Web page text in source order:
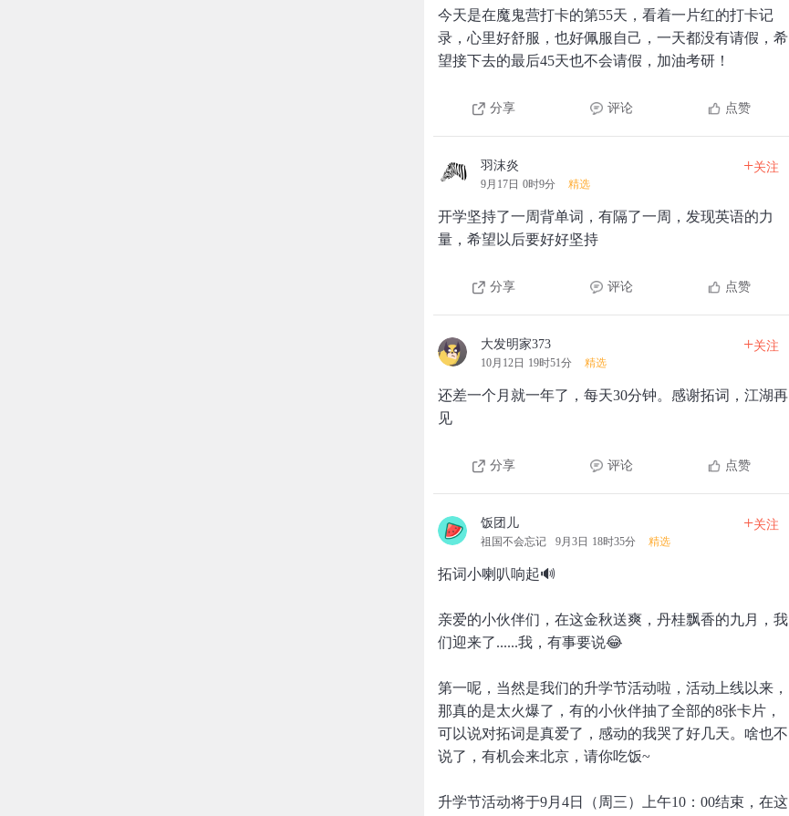
今天是在魔鬼营打卡的第55天，看着一片红的打卡记
录，心里好舒服，也好佩服自己，一天都没有请假，希
望接下去的最后45天也不会请假，加油考研！
分享 评论 点赞
羽沫炎
9月17日 0时9分 精选
+关注
开学坚持了一周背单词，有隔了一周，发现英语的力
量，希望以后要好好坚持
分享 评论 点赞
大发明家373
10月12日 19时51分 精选
+关注
还差一个月就一年了，每天30分钟。感谢拓词，江湖再
见
分享 评论 点赞
饭团儿
祖国不会忘记 9月3日 18时35分 精选
+关注
拓词小喇叭响起🔊
亲爱的小伙伴们，在这金秋送爽，丹桂飘香的九月，我
们迎来了......我，有事要说😂
第一呢，当然是我们的升学节活动啦，活动上线以来，
那真的是太火爆了，有的小伙伴抽了全部的8张卡片，
可以说对拓词是真爱了，感动的我哭了好几天。啥也不
说了，有机会来北京，请你吃饭~
升学节活动将于9月4日（周三）上午10：00结束，在这